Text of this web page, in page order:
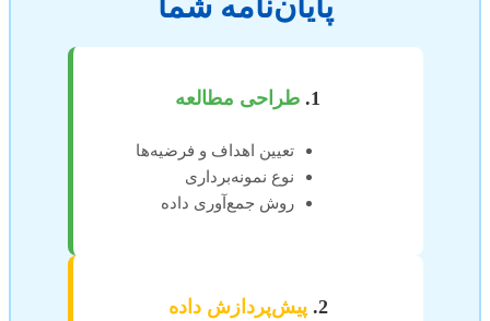
1. طراحی مطالعه
تعیین اهداف و فرضیه‌ها
نوع نمونه‌برداری
روش جمع‌آوری داده
2. پیش‌پردازش داده